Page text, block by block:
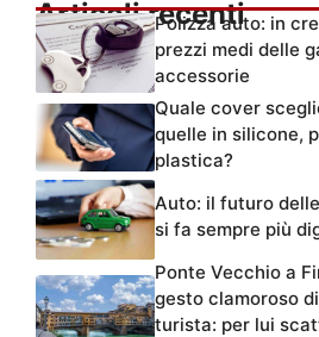
Articoli recenti
Polizza auto: in
prezzi medi delle
accessorie
Quale cover
quelle in silicone,
plastica?
Auto: il futuro
si fa sempre più
Ponte Vecchio a
gesto clamoroso
turista: per lui